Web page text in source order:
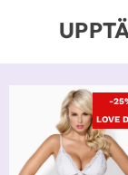
-
LOVE